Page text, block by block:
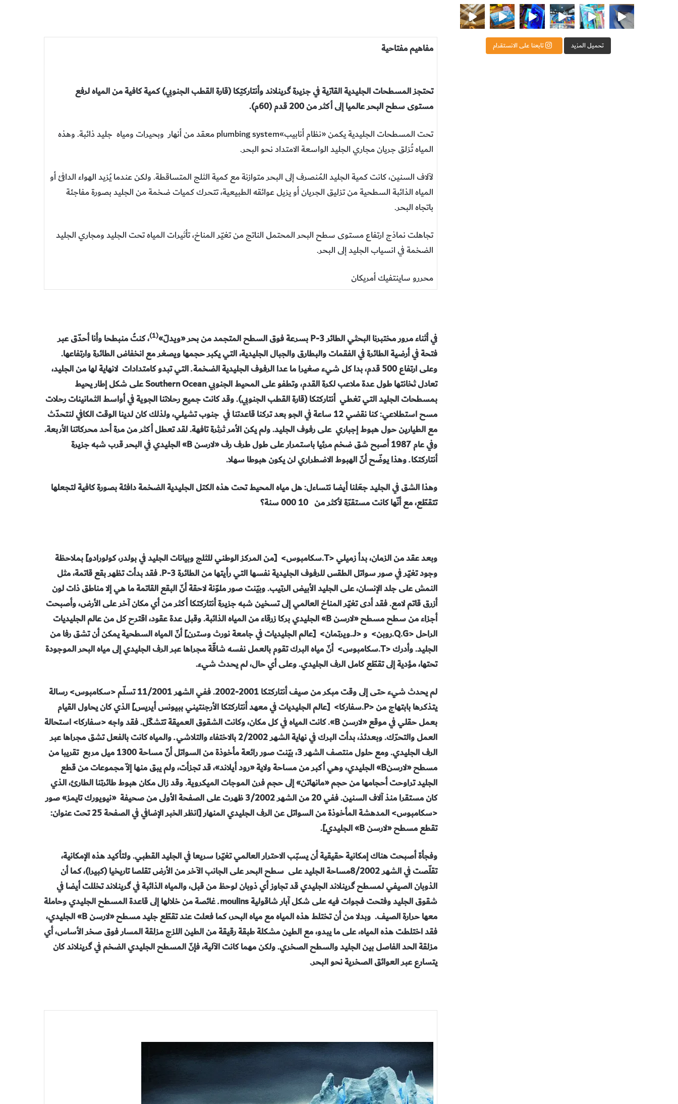
مفاهيم مفتاحية
تحتجز المسطحات الجليدية القارّية في جزيرة گرينلاند وأنتاركتِكا (قارة القطب الجنوبي) كمية كافية من المياه لرفع
مستوى سطح البحر عالميا إلى أكثر من 200 قدم (60م).
تحت المسطحات الجليدية يكمن «نظام أنابيب»plumbing system معقد من أنهار وبحيرات ومياه جليد ذائبة. وهذه
المياه تُزلق جريان مجاري الجليد الواسعة الامتداد نحو البحر.
لآلاف السنين، كانت كمية الجليد المُنصرف إلى البحر متوازنة مع كمية الثلج المتساقطة. ولكن عندما يُزيد الهواء الدافئ أو
المياه الذائبة السطحية من تزليق الجريان أو يزيل عوائقه الطبيعية، تتحرك كميات ضخمة من الجليد بصورة مفاجئة
باتجاه البحر.
تجاهلت نماذج ارتفاع مستوى سطح البحر المحتمل الناتج من تغيّر المناخ، تأثيرات المياه تحت الجليد ومجاري الجليد
الضخمة في انسياب الجليد إلى البحر.
محررو ساينتفيك أمريكان
في أثناء مرور مختبرنا البحثي الطائر P-3 بسرعة فوق السطح المتجمد من بحر «ويدلّ» (1) ، كنتُ منبطحا وأنا أحدّق عبر
فتحة في أرضية الطائرة في الفقمات والبطارق والجبال الجليدية، التي يكبر حجمها ويصغر مع انخفاض الطائرة وارتفاعها.
وعلى ارتفاع 500 قدم، بدا كل شيء صغيرا ما عدا الرفوف الجليدية الضخمة ـ التي تبدو كامتدادات لانهاية لها من الجليد،
تعادل ثخانتها طول عدة ملاعب لكرة القدم، وتطفو على المحيط الجنوبي Southern Ocean على شكل إطار يحيط
بمسطحات الجليد التي تغطي أنتاركتكا (قارة القطب الجنوبي). وقد كانت جميع رحلاتنا الجوية في أواسط الثمانينات رحلات
مسح استطلاعي: كنا نقضي 12 ساعة في الجو بعد تركنا قاعدتنا في جنوب تشيلي، ولذلك كان لدينا الوقت الكافي لنتحدّث
مع الطيارين حول هبوط إجباري على رفوف الجليد. ولم يكن الأمر ثرثرة تافهة. لقد تعطل أكثر من مرة أحد محركاتنا الأربعة.
وفي عام 1987 أصبح شق ضخم مرئيا باستمرار على طول طرف رف «لارسن B» الجليدي في البحر قرب شبه جزيرة
أنتاركتكا ـ وهذا يوضّح أنّ الهبوط الاضطراري لن يكون هبوطا سهلا.
وهذا الشق في الجليد جعَلنا أيضا نتساءل: هل مياه المحيط تحت هذه الكتل الجليدية الضخمة دافئة بصورة كافية لتجعلها
تتقطّع، مع أنّها كانت مستقرّة لأكثر من 000 10 سنة؟
وبعد عقد من الزمان، بدأ زميلي <T.سكامبوس> [من المركز الوطني للثلج وبيانات الجليد في بولدر، كولورادو] بملاحظة
وجود تغيّر في صور سواتل الطقس للرفوف الجليدية نفسها التي رأيتها من الطائرة P-3. فقد بدأت تظهر بقع قاتمة، مثل
النمش على جلد الإنسان، على الجليد الأبيض الرتيب. وبيّنت صور ملوّنة لاحقة أنّ البقع القاتمة ما هي إلا مناطق ذات لون
أزرق قاتم لامع. فقد أدى تغيّر المناخ العالمي إلى تسخين شبه جزيرة أنتاركتكا أكثر من أي مكان آخر على الأرض، وأصبحت
أجزاء من سطح مسطح «لارسن B» الجليدي بركا زرقاء من المياه الذائبة. وقبل عدة عقود، اقترح كل من عالم الجليديات
الراحل <Q.G.روبن> و <J.ويرتمان> [عالم الجليديات في جامعة نورث وسترن] أنّ المياه السطحية يمكن أن تشق رفا من
الجليد. وأدرك <T.سكامبوس> أنّ مياه البرك تقوم بالعمل نفسه شاقّة مجراها عبر الرف الجليدي إلى مياه البحر الموجودة
تحتها، مؤدية إلى تقطّع كامل الرف الجليدي. وعلى أي حال، لم يحدث شيء.
لم يحدث شيء حتى إلى وقت مبكر من صيف أنتاركتكا 2001-2002. ففي الشهر 11/2001 تسلّم <سكامبوس> رسالة
يتذكرها بابتهاج من <P.سفاركا> [عالم الجليديات في معهد أنتاركتكا الأرجنتيني ببيونس أيريس] الذي كان يحاول القيام
بعمل حقلي في موقع «لارسن B». كانت المياه في كل مكان، وكانت الشقوق العميقة تتشكّل. فقد واجه <سفاركا> استحالة
العمل والتحرّك. وبعدئذ، بدأت البرك في نهاية الشهر 2/2002 بالاختفاء والتلاشي ـ والمياه كانت بالفعل تشق مجراها عبر
الرف الجليدي. ومع حلول منتصف الشهر 3، بيّنت صور رائعة مأخوذة من السواتل أنّ مساحة 1300 ميل مربع تقريبا من
مسطح «لارسنB» الجليدي، وهي أكبر من مساحة ولاية «رود أيلاند»، قد تجزأت، ولم يبق منها إلاّ مجموعات من قطع
الجليد تراوحت أحجامها من حجم «مانهاتن» إلى حجم فرن الموجات الميكروية. وقد زال مكان هبوط طائرتنا الطارئ، الذي
كان مستقرا منذ آلاف السنين. ففي 20 من الشهر 3/2002 ظهرت على الصفحة الأولى من صحيفة «نيويورك تايمز» صور
<سكامبوس> المدهشة المأخوذة من السواتل عن الرف الجليدي المنهار [انظر الخبر الإضافي في الصفحة 25 تحت عنوان:
تقطع مسطح «لارسن B» الجليدي].
وفجأة أصبحت هناك إمكانية حقيقية أن يسبّب الاحترار العالمي تغيّرا سريعا في الجليد القطبي. ولتأكيد هذه الإمكانية،
تقلّصت في الشهر 8/2002مساحة الجليد على سطح البحر على الجانب الآخر من الأرض تقلصا تاريخيا (كبيرا)، كما أن
الذوبان الصيفي لمسطح گرينلاند الجليدي قد تجاوز أي ذوبان لوحظ من قبل، والمياه الذائبة في گرينلاند تخللت أيضا في
شقوق الجليد وفتحت فجوات فيه على شكل آبار شاقولية moulins ـ غائصة من خلالها إلى قاعدة المسطح الجليدي وحاملة
معها حرارة الصيف. وبدلا من أن تختلط هذه المياه مع مياه البحر، كما فعلت عند تقطّع جليد مسطح «لارسن B» الجليدي،
فقد اختلطت هذه المياه، على ما يبدو، مع الطين مشكلة طبقة رقيقة من الطين اللزج مزلقة المسار فوق صخر الأساس، أي
مزلقة الحد الفاصل بين الجليد والسطح الصخري. ولكن مهما كانت الآلية، فإنّ المسطح الجليدي الضخم في گرينلاند كان
يتسارع عبر العوائق الصخرية نحو البحر.
ووزير الدولة لشؤون الش
من الأعماق نكتشف ومن الكتب نتعلّم⁨ رجعنا! ما كنّا بعيد! مجهزين لكم كل جديد!⁩
تحميل المزيد تابعنا على الانستقرام